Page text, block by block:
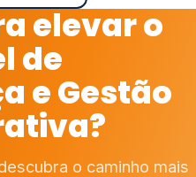
elevar o
de
e Gestão
o caminho mais